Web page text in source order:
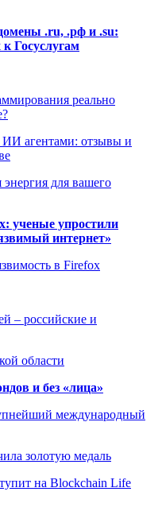
.ru, .рф и .su:
Госуслугам
реально
агентами: отзывы и
для вашего
ученые упростили
интернет»
в Firefox
– российские и
области
и без «лица»
международный
золотую медаль
на Blockchain Life